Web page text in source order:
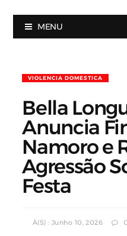
MENU
VIOLENCIA DOMESTICA
Bella
Anuncia
Namoro e
Agressão
Festa
À(s) : Junho 10, 2026